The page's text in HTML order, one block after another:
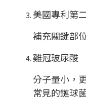
美國專利第
補充關鍵部
雞冠玻尿酸
分子量小，
常見的鏈球